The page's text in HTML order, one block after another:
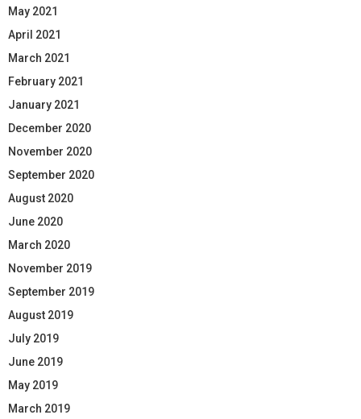
May 2021
April 2021
March 2021
February 2021
January 2021
December 2020
November 2020
September 2020
August 2020
June 2020
March 2020
November 2019
September 2019
August 2019
July 2019
June 2019
May 2019
March 2019